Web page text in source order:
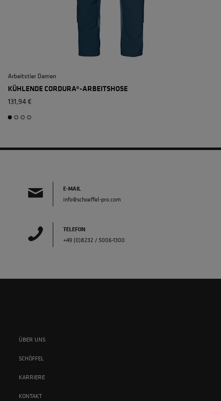
Arbeitstier Damen
KÜHLENDE CORDURA®-ARBEITSHOSE
131,94 €
E-MAIL
info@schoeffel-pro.com
TELEFON
+49 (0)8232 / 5006-1300
ÜBER UNS
SCHÖFFEL
KARRIERE
KONTAKT